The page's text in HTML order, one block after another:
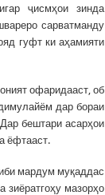
ҷисмҳои зинда
сарватманду
гуфт ки аҳамияти
офаридааст, об
дар бораи
бештари асарҳои
ёфтааст.
мардум муқаддас
зиёратгоҳу мазорҳо